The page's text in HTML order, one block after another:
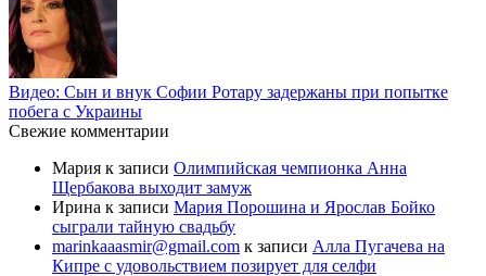
Видео: Сын и внук Софии Ротару задержаны при попытке
побега с Украины
Свежие комментарии
Мария к записи Олимпийская чемпионка Анна
Щербакова выходит замуж
Ирина к записи Мария Порошина и Ярослав Бойко
сыграли тайную свадьбу
marinkaaasmir@gmail.com к записи Алла Пугачева на
Кипре с удовольствием позирует для селфи